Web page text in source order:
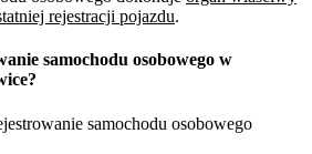
rejestracji pojazdu.
samochodu osobowego w
samochodu osobowego